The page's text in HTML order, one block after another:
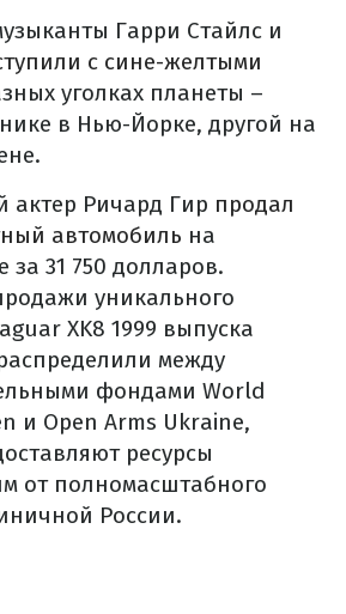
Гарри Стайлс и
с сине-желтыми
уголках планеты –
в Нью-Йорке, другой на
актер Ричард Гир продал
автомобиль на
за 31 750 долларов.
уникального
XK8 1999 выпуска
между
фондами World
и Open Arms Ukraine,
ресурсы
от полномасштабного
России.